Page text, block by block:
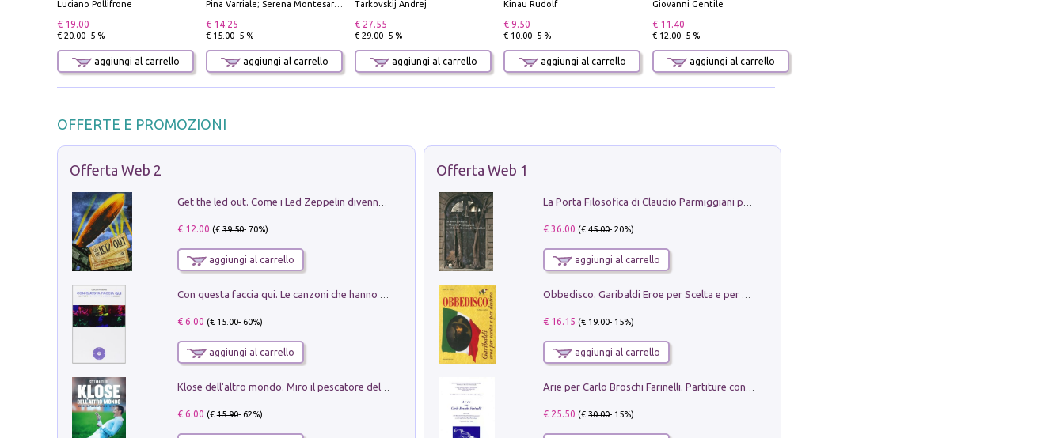
Luciano Pollifrone
€ 19.00
€ 20.00 -5 %
aggiungi al carrello
Pina Varriale; Serena Montesarchio
€ 14.25
€ 15.00 -5 %
aggiungi al carrello
Tarkovskij Andrej
€ 27.55
€ 29.00 -5 %
aggiungi al carrello
Kinau Rudolf
€ 9.50
€ 10.00 -5 %
aggiungi al carrello
Giovanni Gentile
€ 11.40
€ 12.00 -5 %
aggiungi al carrello
OFFERTE E PROMOZIONI
Offerta Web 2
€ 12.00 (€39.50- 70%)
aggiungi al carrello
€ 6.00 (€15.00- 60%)
aggiungi al carrello
Klose dell'altro mondo. Miro il pescatore del goal
€ 6.00 (€15.90- 62%)
Offerta Web 1
€ 36.00 (€45.00- 20%)
aggiungi al carrello
€ 16.15 (€19.00- 15%)
aggiungi al carrello
€ 25.50 (€30.00- 15%)